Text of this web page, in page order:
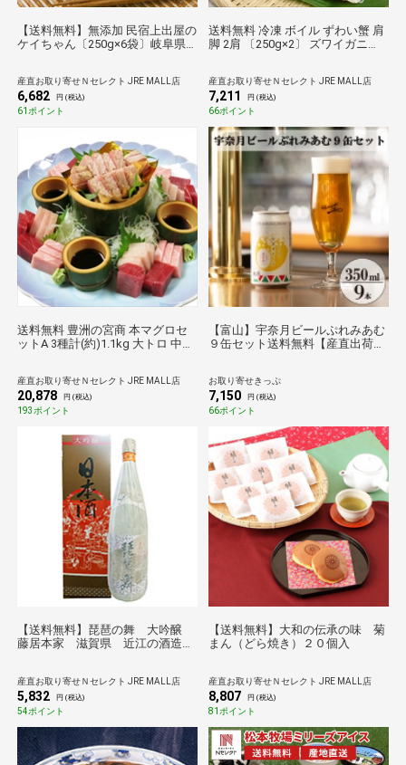
【送料無料】無添加 民宿上出屋の
ケイちゃん〔250g×6袋〕岐阜県
産直お取り寄せＮセレクト JRE MALL店
6,682 円 (税込)
61ポイント
送料無料 冷凍 ボイル ずわい蟹 肩
脚 2肩 〔250g×2〕 ズワイガニ
産直お取り寄せＮセレクト JRE MALL店
7,211 円 (税込)
66ポイント
送料無料 豊洲の宮商 本マグロセ
ットA 3種計(約)1.1kg 大トロ 中ト
【北海道・沖縄県・離島 配送不
可】
産直お取り寄せＮセレクト JRE MALL店
20,878 円 (税込)
193ポイント
【富山】宇奈月ビールぷれみあむ
９缶セット送料無料【産直出荷】
お取り寄せきっぷ
7,150 円 (税込)
66ポイント
【送料無料】琵琶の舞 大吟醸
藤居本家 滋賀県 近江の酒造り
［大吟醸酒］
産直お取り寄せＮセレクト JRE MALL店
5,832 円 (税込)
54ポイント
【送料無料】大和の伝承の味 菊
まん（どら焼き）２０個入
産直お取り寄せＮセレクト JRE MALL店
8,807 円 (税込)
81ポイント